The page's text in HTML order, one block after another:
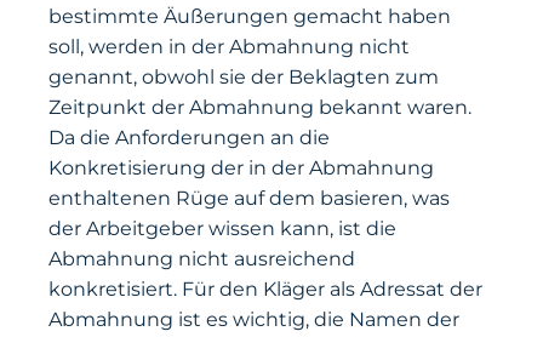
bestimmte Äußerungen gemacht haben
soll, werden in der Abmahnung nicht
genannt, obwohl sie der Beklagten zum
Zeitpunkt der Abmahnung bekannt waren.
Da die Anforderungen an die
Konkretisierung der in der Abmahnung
enthaltenen Rüge auf dem basieren, was
der Arbeitgeber wissen kann, ist die
Abmahnung nicht ausreichend
konkretisiert. Für den Kläger als Adressat der
Abmahnung ist es wichtig, die Namen der